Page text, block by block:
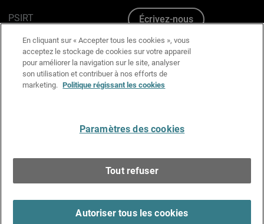
PSIRT
Avis sur les cookies
Politique de confidentialité
Charte Graphique
Écrivez-nous
En cliquant sur « Accepter tous les cookies », vous
acceptez le stockage de cookies sur votre appareil
pour améliorer la navigation sur le site, analyser
son utilisation et contribuer à nos efforts de
marketing. Politique régissant les cookies
Paramètres des cookies
Tout refuser
Autoriser tous les cookies